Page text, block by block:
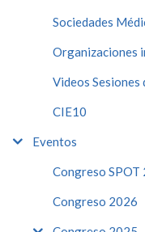
Sociedades
Organizaciones
Videos Sesiones
CIE10
Eventos
Congreso SPOT
Congreso 2026